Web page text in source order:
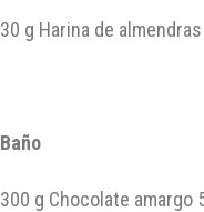
30 g Harina de almendras
Baño
300 g Chocolate amargo